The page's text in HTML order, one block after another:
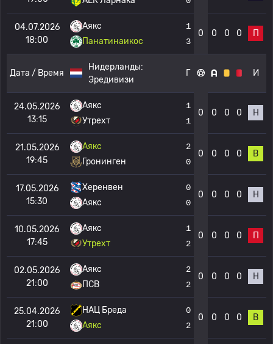
04.07.2026
18:00
Аякс
Панатинаикос
1
3
0 0 0 0 П
Дата / Время
Нидерланды:
Эредивизи
Г И
24.05.2026
13:15
Аякс
Утрехт
1
1
0 0 0 0 Н
21.05.2026
19:45
Аякс
Гронинген
2
0
0 0 0 0 В
17.05.2026
15:30
Херенвен
Аякс
0
0
0 0 0 0 Н
10.05.2026
17:45
Аякс
Утрехт
1
2
0 0 0 0 П
02.05.2026
21:00
Аякс
ПСВ
2
2
0 0 0 0 Н
25.04.2026
21:00
НАЦ Бреда
Аякс
0
2
0 0 0 0 В